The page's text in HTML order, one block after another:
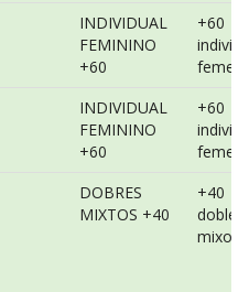
INDIVIDUAL
FEMININO
+60
+60
INDIVIDUAL
FEMININO
+60
+60
DOBRES
MIXTOS +40
+40
dobles
mixo